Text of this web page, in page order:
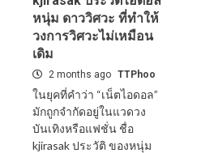
หนุ่ม ดาววิศวะ ที่ทำให้
วงการวิศวะไม่เหมือน
เดิม
2 months ago TTPhoo
ในยุคที่คำว่า “เน็ตไอดอล”
มักถูกจำกัดอยู่ในแวดวง
บันเทิงหรือแฟชั่น ชื่อ
kjirasak ประวัติ ของหนุ่ม